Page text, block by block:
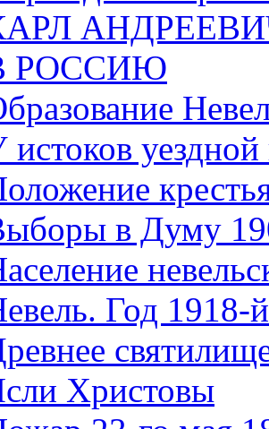
РОССИЮ
истоков
в Думу
Год 1918-
Христовы